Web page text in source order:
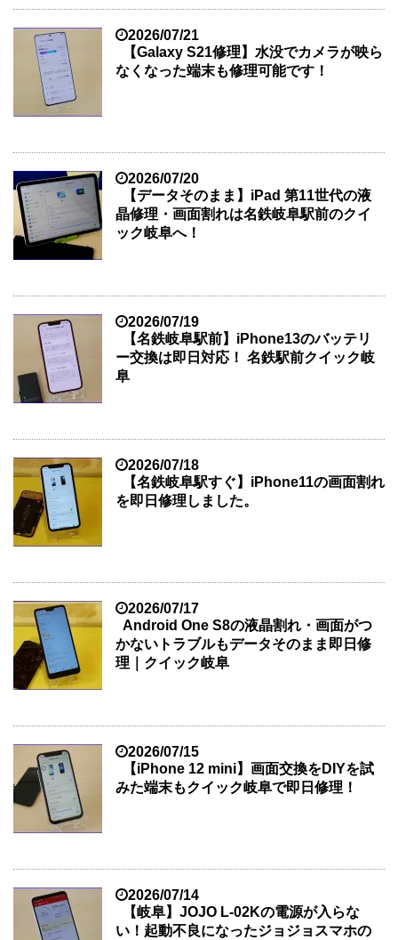
2026/07/21
【Galaxy S21修理】水没でカメラが映ら
なくなった端末も修理可能です！
2026/07/20
【データそのまま】iPad 第11世代の液
晶修理・画面割れは名鉄岐阜駅前のクイ
ック岐阜へ！
2026/07/19
【名鉄岐阜駅前】iPhone13のバッテリ
ー交換は即日対応！ 名鉄駅前クイック岐
阜
2026/07/18
【名鉄岐阜駅すぐ】iPhone11の画面割れ
を即日修理しました。
2026/07/17
Android One S8の液晶割れ・画面がつ
かないトラブルもデータそのまま即日修
理｜クイック岐阜
2026/07/15
【iPhone 12 mini】画面交換をDIYを試
みた端末もクイック岐阜で即日修理！
2026/07/14
【岐阜】JOJO L-02Kの電源が入らな
い！起動不良になったジョジョスマホの